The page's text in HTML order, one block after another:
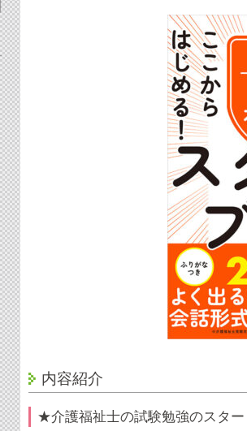
内容紹介
★介護福祉士の試験勉強のスタ